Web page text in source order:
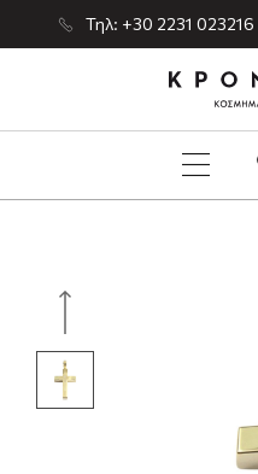
Τηλ: +30 2231 023216